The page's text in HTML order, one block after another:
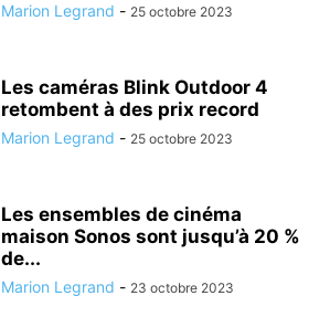
Marion Legrand - 25 octobre 2023
Les caméras Blink Outdoor 4
retombent à des prix record
Marion Legrand - 25 octobre 2023
Les ensembles de cinéma
maison Sonos sont jusqu’à 20 %
de...
Marion Legrand - 23 octobre 2023